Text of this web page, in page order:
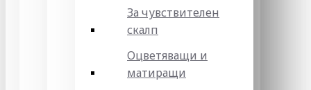
За чувствителен
скалп
Оцветяващи и
матиращи